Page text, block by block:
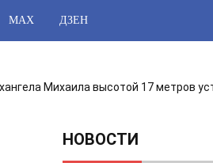
МАХ ДЗЕН
Михаила высотой 17 метров
НОВОСТИ